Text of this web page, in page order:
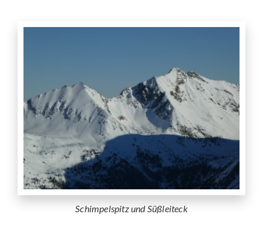
Schimpelspitz und Süßleiteck